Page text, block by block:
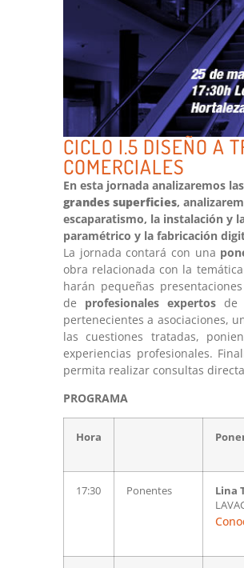
CICLO I.5 DISEÑO A
COMERCIALES
En esta jornada analizaremos las
grandes superficies,
escaparatismo, la instalación y
paramétrico y la fabricación
La jornada contará con una
obra relacionada con la
harán pequeñas
de profesionales expertos de
pertenecientes a asociaciones,
las cuestiones tratadas,
experiencias profesionales.
permita realizar consultas
PROGRAMA
Hora
17:30 Ponentes
Lina